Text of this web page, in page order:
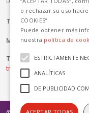
Tlf: +34 900 922 680 //
Mail:
Trabaja con nosotros:
o rechazar su uso
COOKIES”.
Puede obtener más
nuestra política de
ESTRICTAMENTE
ANALÍTICAS
DE PUBLICIDAD